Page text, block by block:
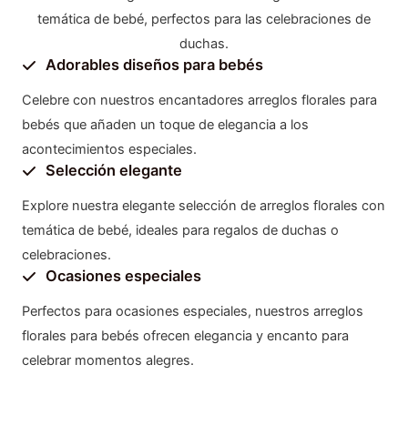
temática de bebé, perfectos para las celebraciones de
duchas.
Adorables diseños para bebés
Celebre con nuestros encantadores arreglos florales para
bebés que añaden un toque de elegancia a los
acontecimientos especiales.
Selección elegante
Explore nuestra elegante selección de arreglos florales con
temática de bebé, ideales para regalos de duchas o
celebraciones.
Ocasiones especiales
Perfectos para ocasiones especiales, nuestros arreglos
florales para bebés ofrecen elegancia y encanto para
celebrar momentos alegres.